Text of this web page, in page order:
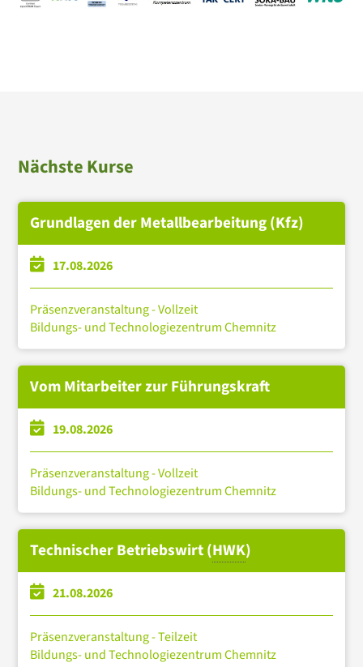
Nächste Kurse
Grundlagen der Metallbearbeitung (Kfz)
17.08.2026
Präsenzveranstaltung - Vollzeit
Bildungs- und Technologiezentrum Chemnitz
Vom Mitarbeiter zur Führungskraft
19.08.2026
Präsenzveranstaltung - Vollzeit
Bildungs- und Technologiezentrum Chemnitz
Technischer Betriebswirt (HWK)
21.08.2026
Präsenzveranstaltung - Teilzeit
Bildungs- und Technologiezentrum Chemnitz